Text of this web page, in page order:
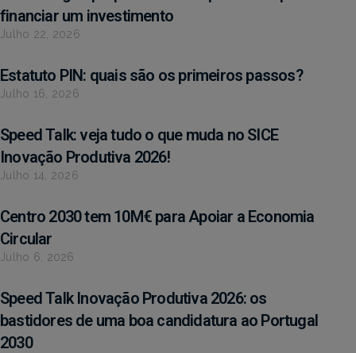
financiar um investimento
Julho 22, 2026
Estatuto PIN: quais são os primeiros passos?
Julho 16, 2026
Speed Talk: veja tudo o que muda no SICE
Inovação Produtiva 2026!
Julho 14, 2026
Centro 2030 tem 10M€ para Apoiar a Economia
Circular
Julho 6, 2026
Speed Talk Inovação Produtiva 2026: os
bastidores de uma boa candidatura ao Portugal
2030